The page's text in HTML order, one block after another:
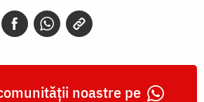
noastre pe